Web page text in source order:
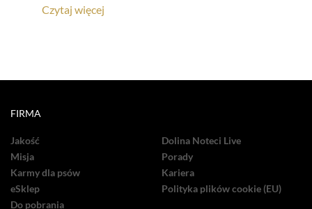
Czytaj więcej
FIRMA
Jakość
Misja
Karmy dla psów
eSklep
Do pobrania
Dolina Noteci Live
Porady
Kariera
Polityka plików cookie (EU)